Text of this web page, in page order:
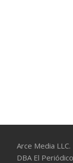
Arce Media LLC.
DBA El